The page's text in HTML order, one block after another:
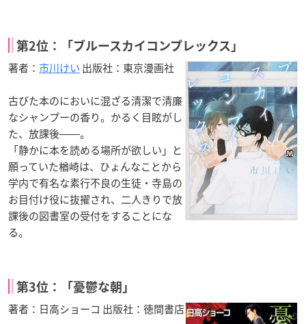
第2位：「ブルースカイコンプレックス」
著者： 市川けい 出版社：東京漫画社
古びた本のにおいに混ざる清潔で清廉
なシャンプーの香り。かるく目眩がし
た、放課後――。
「静かに本を読める場所が欲しい」と
願っていた楢崎は、ひょんなことから
学内で有名な素行不良の生徒・寺島の
お目付け役に抜擢され、二人きりで放
課後の図書室の受付をすることにな
る。
第3位：「憂鬱な朝」
著者：日高ショーコ 出版社：徳間書店